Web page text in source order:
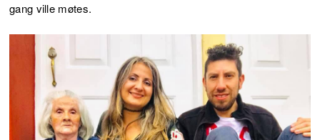
gang ville møtes.